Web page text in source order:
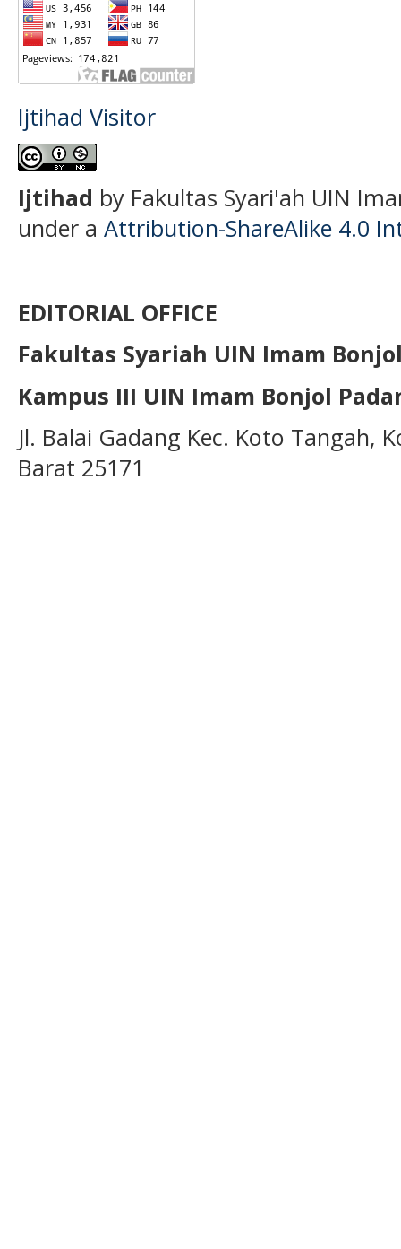
Ijtihad Visitor
Ijtihad by Fakultas Syari'ah UIN
under a Attribution-ShareAlike 4.0
EDITORIAL OFFICE
Fakultas Syariah UIN Imam
Kampus III UIN Imam Bonjol
Jl. Balai Gadang Kec. Koto Tangah,
Barat 25171